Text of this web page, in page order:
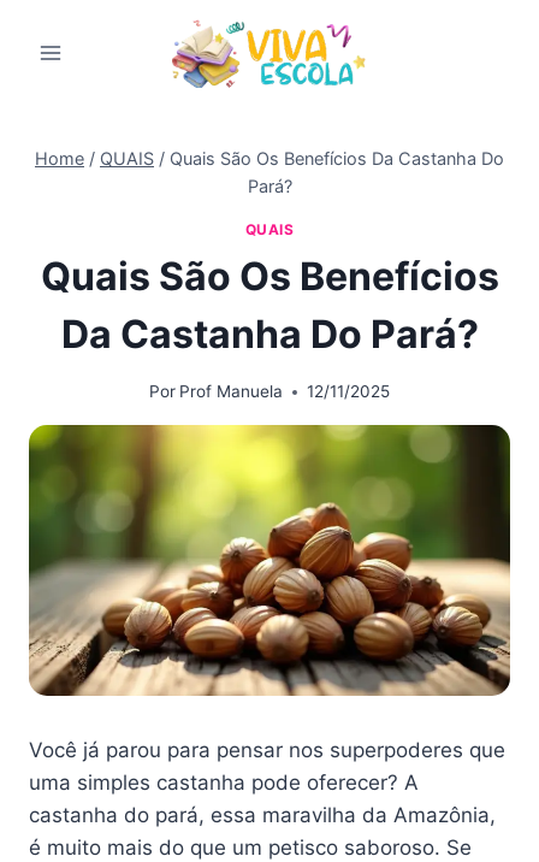
para
Home / QUAIS / Quais São Os Benefícios Da Castanha Do
Pará?
QUAIS
Quais São Os Benefícios
Da Castanha Do Pará?
Por Prof Manuela 12/11/2025
Você já parou para pensar nos superpoderes que
uma simples castanha pode oferecer? A
castanha do pará, essa maravilha da Amazônia,
é muito mais do que um petisco saboroso. Se